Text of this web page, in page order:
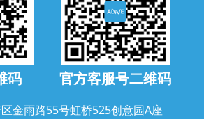
码 官方客服号二维码
金雨路55号虹桥525创意园A座